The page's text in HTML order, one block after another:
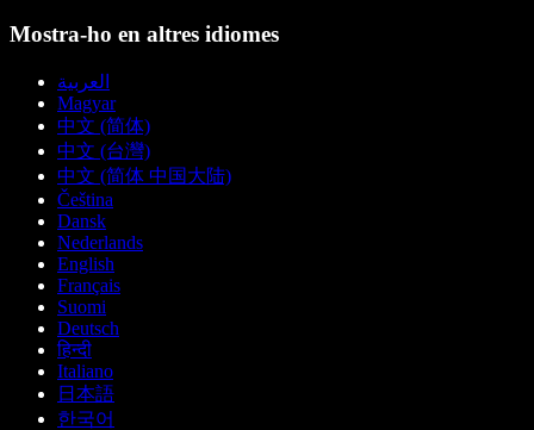
Mostra-ho en altres idiomes
العربية
Magyar
中文 (简体)
中文 (台灣)
中文 (简体 中国大陆)
Čeština
Dansk
Nederlands
English
Français
Suomi
Deutsch
हिन्दी
Italiano
日本語
한국어